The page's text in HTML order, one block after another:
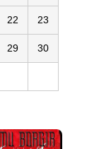
22 23
29 30